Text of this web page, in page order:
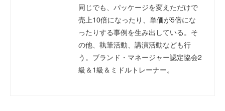
同じでも、パッケージを変えただけで
売上10倍になったり、単価が5倍にな
ったりする事例を生み出している。そ
の他、執筆活動、講演活動なども行
う。ブランド・マネージャー認定協会2
級＆1級＆ミドルトレーナー。